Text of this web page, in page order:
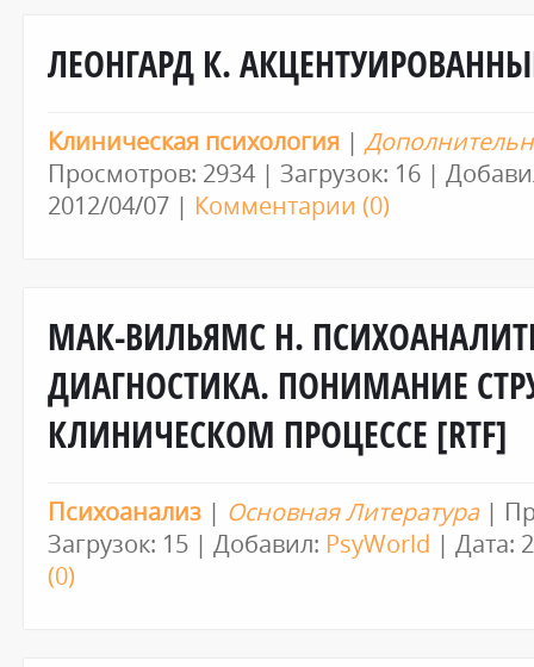
ЛЕОНГАРД К.
Клиническая психология |
Просмотров: 2934 | Загрузок: 16 |
2012/04/07 | Комментарии (0)
МАК-ВИЛЬЯМС Н.
ДИАГНОСТИКА. ПОНИМАНИЕ
КЛИНИЧЕСКОМ ПРОЦЕССЕ [RTF]
Психоанализ | Основная Литература|
Загрузок: 15 | Добавил: PsyWorld | Дата:
(0)